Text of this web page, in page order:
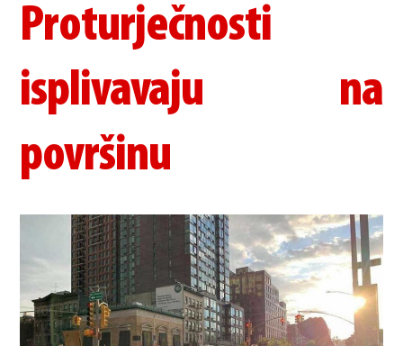
Proturječnosti
isplivavaju na
površinu